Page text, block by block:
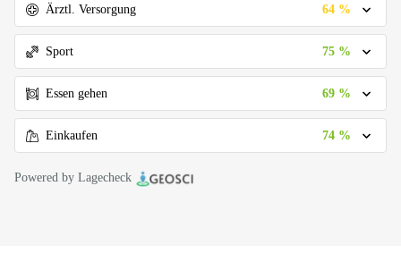
Ärztl. Versorgung 64 %
Sport 75 %
Essen gehen 69 %
Einkaufen 74 %
Powered by Lagecheck